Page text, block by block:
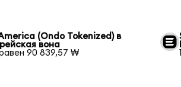
(Ondo Tokenized) в
вона
90 839,57 ₩